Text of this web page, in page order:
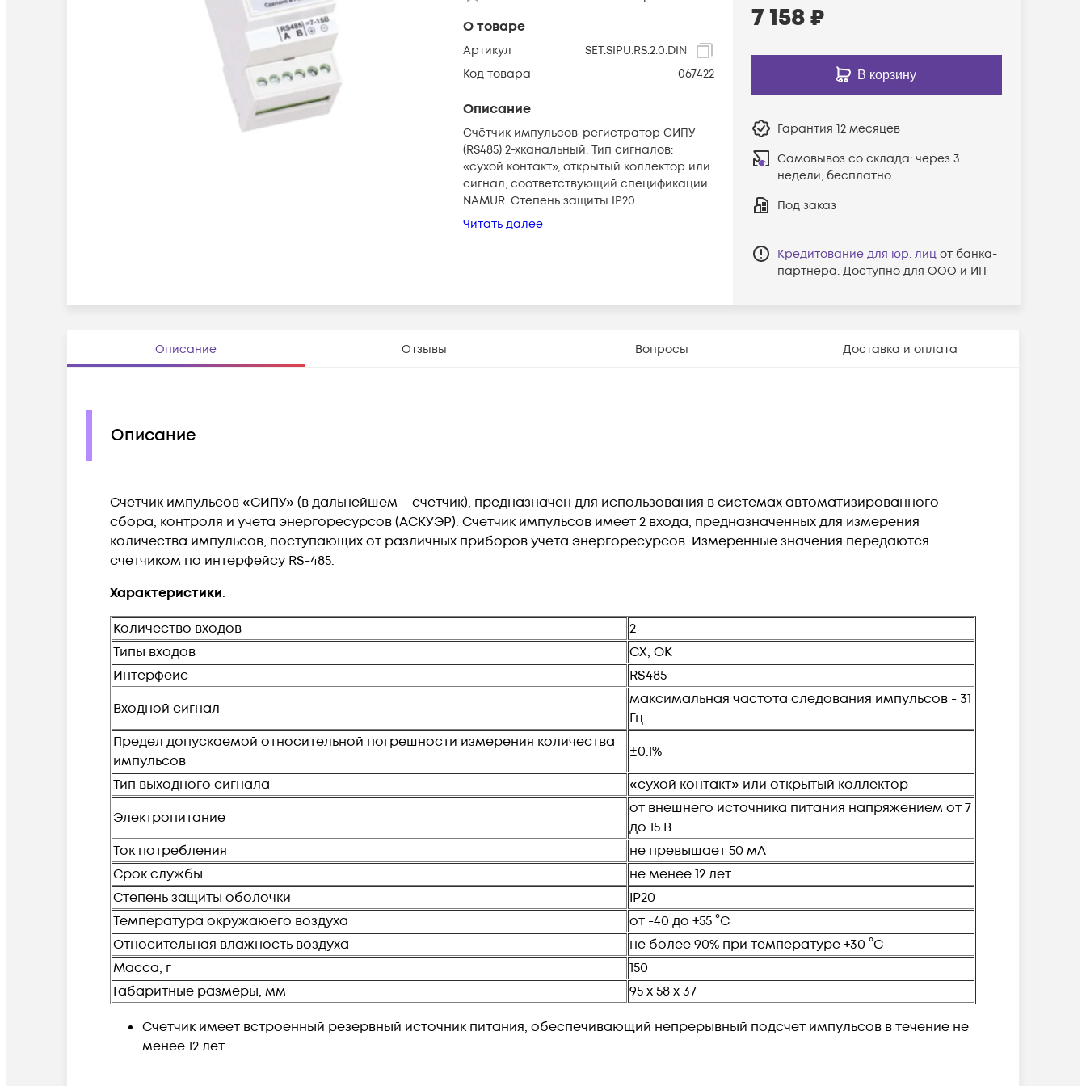
О товаре
Артикул
SET.SIPU.RS.2.0.DIN
Код товара
067422
Описание
Счётчик импульсов-регистратор СИПУ
(RS485) 2-хканальный. Тип сигналов:
«сухой контакт», открытый коллектор или
сигнал, соответствующий спецификации
NAMUR. Степень защиты IP20.
Читать далее
7 158₽
В корзину
Гарантия 12 месяцев
Самовывоз со склада: через 3
недели, бесплатно
Под заказ
Кредитование для юр. лиц от банка-
партнёра. Доступно для ООО и ИП
Описание Отзывы Вопросы Доставка и оплата
Описание
Счетчик импульсов «СИПУ» (в дальнейшем – счетчик), предназначен для использования в системах автоматизированного
сбора, контроля и учета энергоресурсов (АСКУЭР). Счетчик импульсов имеет 2 входа, предназначенных для измерения
количества импульсов, поступающих от различных приборов учета энергоресурсов. Измеренные значения передаются
счетчиком по интерфейсу RS-485.
Характеристики:
Количество входов
2
Типы входов
СХ, ОК
Интерфейс
RS485
Входной сигнал
максимальная частота следования импульсов - 31
Гц
Предел допускаемой относительной погрешности измерения количества
импульсов
±0.1%
Тип выходного сигнала
«сухой контакт» или открытый коллектор
Электропитание
от внешнего источника питания напряжением от 7
до 15 В
Ток потребления
не превышает 50 мА
Срок службы
не менее 12 лет
Степень защиты оболочки
IР20
Температура окружаюего воздуха
от -40 до +55 °С
Относительная влажность воздуха
не более 90% при температуре +30 °С
Масса, г
150
Габаритные размеры, мм
95 x 58 x 37
Счетчик имеет встроенный резервный источник питания, обеспечивающий непрерывный подсчет импульсов в течение не
менее 12 лет.